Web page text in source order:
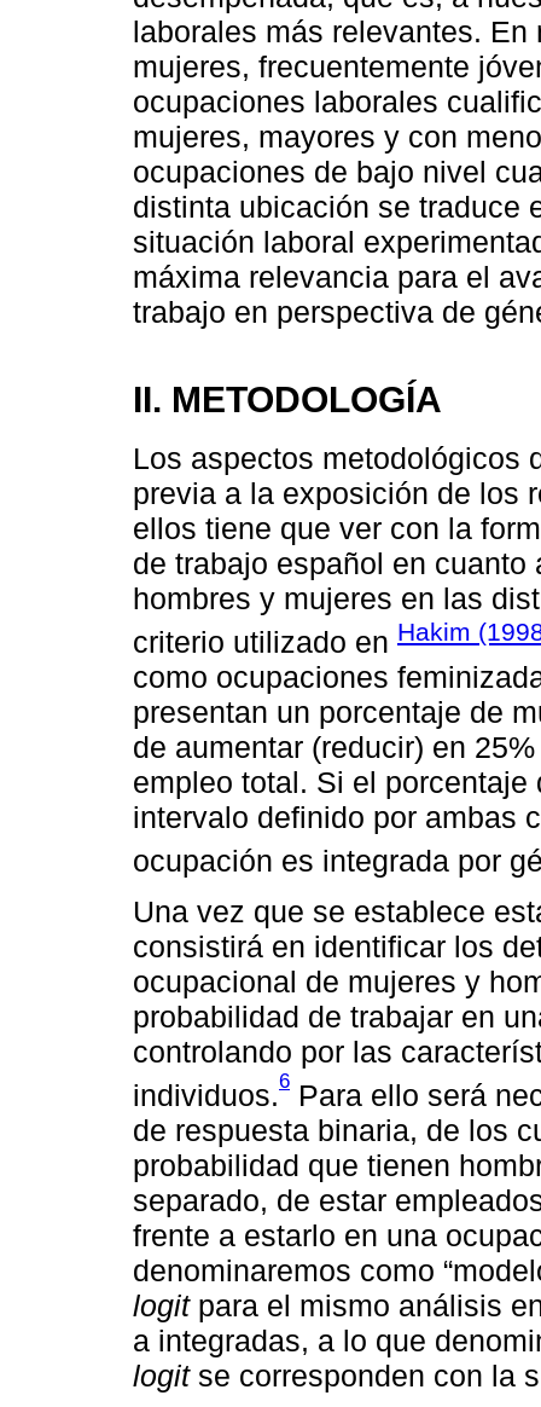
laborales más relevantes.
mujeres, frecuentemente
ocupaciones laborales
mujeres, mayores y con
ocupaciones de bajo nivel
distinta ubicación se traduce
situación laboral
máxima relevancia para el
trabajo en perspectiva de
II. METODOLOGÍA
Los aspectos metodológicos
previa a la exposición de los
ellos tiene que ver con la
de trabajo español en
hombres y mujeres en las
criterio utilizado en Hakim
como ocupaciones
presentan un porcentaje de
de aumentar (reducir) en
empleo total. Si el
intervalo definido por ambas
ocupación es integrada por
Una vez que se establece
consistirá en identificar los
ocupacional de mujeres y
probabilidad de trabajar en
controlando por las
individuos.6 Para ello será
de respuesta binaria, de los
probabilidad que tienen
separado, de estar
frente a estarlo en una
denominaremos como
logitpara el mismo análisis
a integradas, a lo que
logitse corresponden con la